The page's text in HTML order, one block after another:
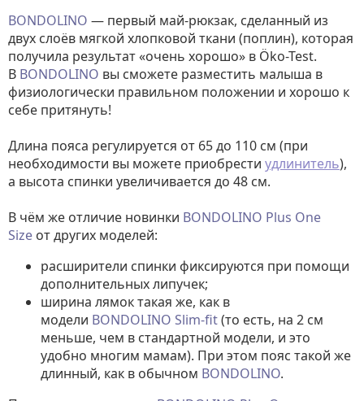
BONDOLINO — первый май-рюкзак, сделанный из
двух слоёв мягкой хлопковой ткани (поплин), которая
получила результат «очень хорошо» в Öko-Test.
В BONDOLINO вы сможете разместить малыша в
физиологически правильном положении и хорошо к
себе притянуть!
Длина пояса регулируется от 65 до 110 см (при
необходимости вы можете приобрести удлинитель),
а высота спинки увеличивается до 48 см.
В чём же отличие новинки BONDOLINO Plus One
Size от других моделей:
расширители спинки фиксируются при помощи
дополнительных липучек;
ширина лямок такая же, как в
модели BONDOLINO Slim-fit(то есть, на 2 см
меньше, чем в стандартной модели, и это
удобно многим мамам). При этом пояс такой же
длинный, как в обычном BONDOLINO.